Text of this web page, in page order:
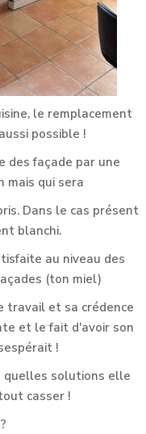
le remplacement
possible !
des façade par une
mais qui sera
Dans le cas présent
blanchi.
au niveau des
(ton miel)
travail et sa crédence
et le fait d'avoir son
!
quelles solutions elle
casser !